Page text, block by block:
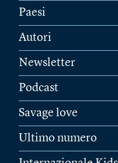
Paesi
Autori
Newsletter
Podcast
Savage love
Ultimo numero